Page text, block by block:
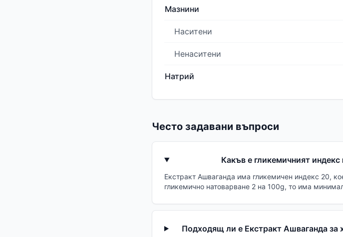
Мазнини
Наситени
Ненаситени
Натрий
Често задавани въпроси
Какъв е гликемичният
Екстракт Ашваганда има гликемичен индекс 20,
гликемично натоварване 2 на 100g, то има
Подходящ ли е Екстракт Ашваганда за